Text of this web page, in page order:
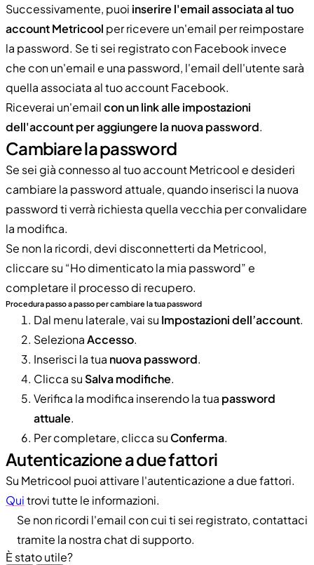
Successivamente, puoi inserire l'email associata al tuo
account Metricool per ricevere un'email per reimpostare
la password. Se ti sei registrato con Facebook invece
che con un'email e una password, l'email dell'utente sarà
quella associata al tuo account Facebook.
Riceverai un'emailcon un link alle impostazioni
dell'account per aggiungere la nuova password.
Cambiare la password
Se sei già connesso al tuo account Metricool e desideri
cambiare la password attuale, quando inserisci la nuova
password ti verrà richiesta quella vecchia per convalidare
la modifica.
Se non la ricordi, devi disconnetterti da Metricool,
cliccare su “Ho dimenticato la mia password” e
completare il processo di recupero.
Procedura passo a passo per cambiare la tua password
Dal menu laterale, vai su Impostazioni dell’account.
SelezionaAccesso.
Inserisci la tua nuova password.
Clicca su Salva modifiche.
Verifica la modifica inserendo la tua password
attuale.
Per completare, clicca su Conferma.
Autenticazione a due fattori
Su Metricool puoi attivare l'autenticazione a due fattori.
Quitrovi tutte le informazioni.
Se non ricordi l'email con cui ti sei registrato, contattaci
tramite la nostra chat di supporto.
È stato utile?